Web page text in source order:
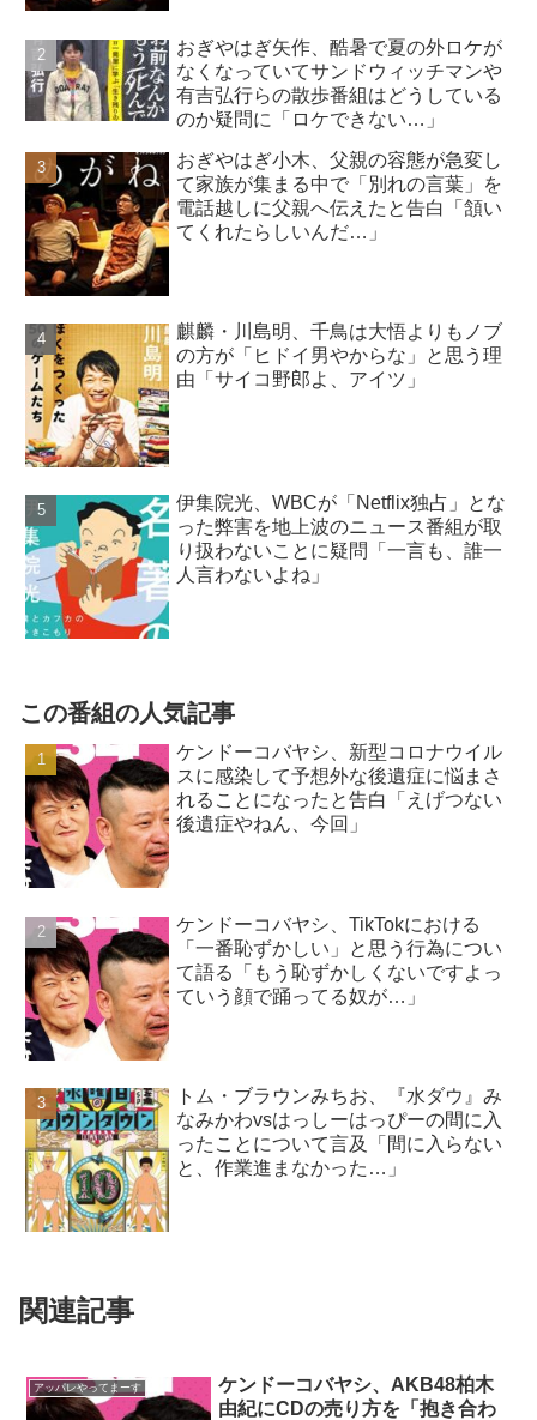
おぎやはぎ矢作、酷暑で夏の外ロケが
なくなっていてサンドウィッチマンや
有吉弘行らの散歩番組はどうしている
のか疑問に「ロケできない…」
おぎやはぎ小木、父親の容態が急変し
て家族が集まる中で「別れの言葉」を
電話越しに父親へ伝えたと告白「頷い
てくれたらしいんだ…」
麒麟・川島明、千鳥は大悟よりもノブ
の方が「ヒドイ男やからな」と思う理
由「サイコ野郎よ、アイツ」
伊集院光、WBCが「Netflix独占」とな
った弊害を地上波のニュース番組が取
り扱わないことに疑問「一言も、誰一
人言わないよね」
この番組の人気記事
ケンドーコバヤシ、新型コロナウイル
スに感染して予想外な後遺症に悩まさ
れることになったと告白「えげつない
後遺症やねん、今回」
ケンドーコバヤシ、TikTokにおける
「一番恥ずかしい」と思う行為につい
て語る「もう恥ずかしくないですよっ
ていう顔で踊ってる奴が…」
トム・ブラウンみちお、『水ダウ』み
なみかわvsはっしーはっぴーの間に入
ったことについて言及「間に入らない
と、作業進まなかった…」
関連記事
アッパレやってまーす
ケンドーコバヤシ、AKB48柏木
由紀にCDの売り方を「抱き合わ